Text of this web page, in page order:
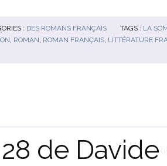
: DES ROMANS FRANÇAIS TAGS : LA
ROMAN ROMAN FRANÇAIS LITTÉRATURE
de Davide